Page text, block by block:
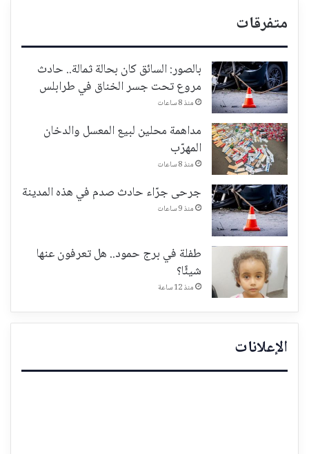
متفرقات
بالصور: السائق كان بحالة ثمالة.. حادث
مروع تحت جسر الخناق في طرابلس
منذ 8 ساعات
مداهمة محلين لبيع المعسل والدخان
المهرّب
منذ 8 ساعات
جرحى جرّاء حادث صدم في هذه المدينة
منذ 9 ساعات
طفلة في برج حمود.. هل تعرفون عنها
شيئًا؟
منذ 12 ساعة
الإعلانات